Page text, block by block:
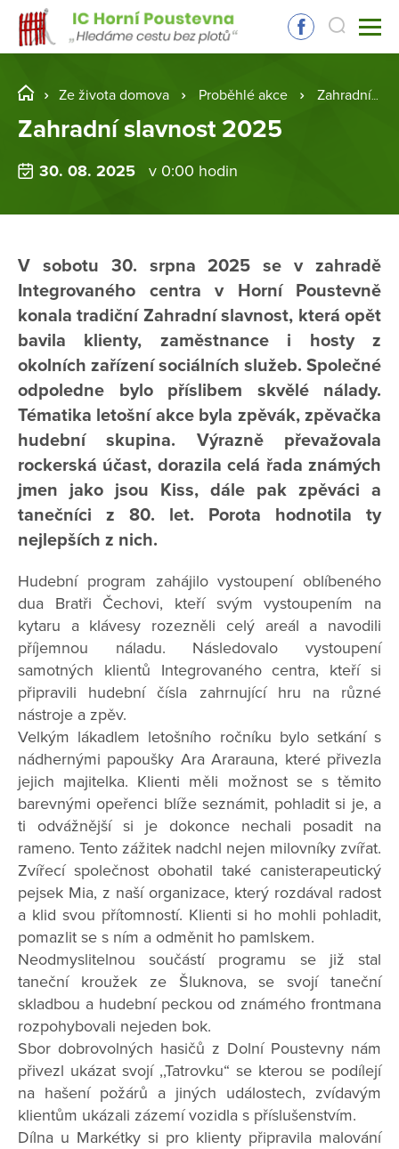
Ze života domova Proběhlé akce Zahradní slavnost 2025
Zahradní slavnost 2025
30. 08. 2025 v 0:00 hodin
V sobotu 30. srpna 2025 se v zahradě
Integrovaného centra v Horní Poustevně
konala tradiční Zahradní slavnost, která opět
bavila klienty, zaměstnance i hosty z
okolních zařízení sociálních služeb. Společné
odpoledne bylo příslibem skvělé nálady.
Tématika letošní akce byla zpěvák, zpěvačka
hudební skupina. Výrazně převažovala
rockerská účast, dorazila celá řada známých
jmen jako jsou Kiss, dále pak zpěváci a
tanečníci z 80. let. Porota hodnotila ty
nejlepších z nich.
Hudební program zahájilo vystoupení oblíbeného
dua Bratři Čechovi, kteří svým vystoupením na
kytaru a klávesy rozezněli celý areál a navodili
příjemnou náladu. Následovalo vystoupení
samotných klientů Integrovaného centra, kteří si
připravili hudební čísla zahrnující hru na různé
nástroje a zpěv.
Velkým lákadlem letošního ročníku bylo setkání s
nádhernými papoušky Ara Ararauna, které přivezla
jejich majitelka. Klienti měli možnost se s těmito
barevnými opeřenci blíže seznámit, pohladit si je, a
ti odvážnější si je dokonce nechali posadit na
rameno. Tento zážitek nadchl nejen milovníky zvířat.
Zvířecí společnost obohatil také canisterapeutický
pejsek Mia, z naší organizace, který rozdával radost
a klid svou přítomností. Klienti si ho mohli pohladit,
pomazlit se s ním a odměnit ho pamlskem.
Neodmyslitelnou součástí programu se již stal
taneční kroužek ze Šluknova, se svojí taneční
skladbou a hudební peckou od známého frontmana
rozpohybovali nejeden bok.
Sbor dobrovolných hasičů z Dolní Poustevny nám
přivezl ukázat svojí ,,Tatrovku“ se kterou se podílejí
na hašení požárů a jiných událostech, zvídavým
klientům ukázali zázemí vozidla s příslušenstvím.
Dílna u Markétky si pro klienty připravila malování